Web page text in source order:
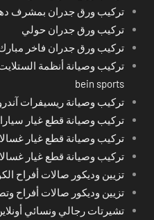
تركيب ورق جدران بمشرف
تركيب ورق جدران حولي
تركيب ورق جدران فاخر مبارك
تركيب وصيانة أنظمة
bein sports
تركيب وصيانة ريسيفرات
تركيب وصيانة قطع غيار
تركيب وصيانة قطع غيار
تركيب وصيانة قطع غيار
تزيين وديكور صالات أفراح
تزيين وديكور صالات أفراح
تشيرتات رجالي ونسائي